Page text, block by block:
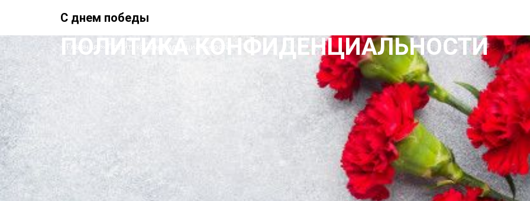
С днем победы
ПОЛИТИКА КОНФИДЕНЦИАЛЬНОСТИ
Главная » Политика конфиденциальности